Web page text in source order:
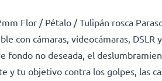
Flor / Pétalo / Tulipán rosca
con cámaras, videocámaras,
fondo no deseada, el
y tu objetivo contra los golpes, las